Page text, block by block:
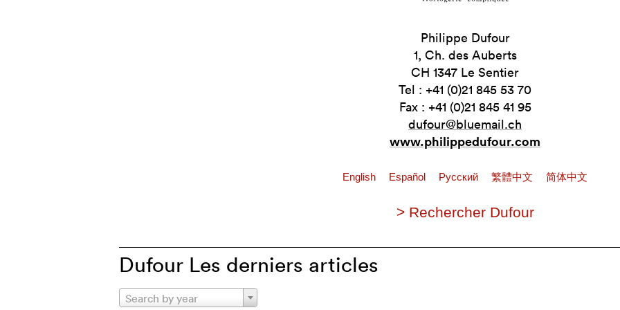
Philippe Dufour
1, Ch. des Auberts
CH 1347 Le Sentier
Tel : +41 (0)21 845 53 70
Fax : +41 (0)21 845 41 95
dufour@bluemail.ch
www.philippedufour.com
English Español Pусский 繁體中文 简体中文
> Rechercher Dufour
Dufour Les derniers articles
Search by year